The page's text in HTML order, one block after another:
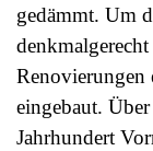
gedämmt. Um
Renovierungen
eingebaut.
Jahrhundert